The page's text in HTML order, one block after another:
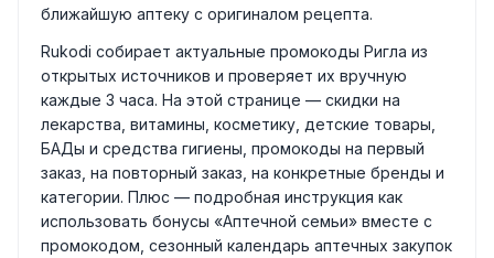
ближайшую аптеку с оригиналом рецепта.
Rukodi собирает актуальные промокоды Ригла из
открытых источников и проверяет их вручную
каждые 3 часа. На этой странице — скидки на
лекарства, витамины, косметику, детские товары,
БАДы и средства гигиены, промокоды на первый
заказ, на повторный заказ, на конкретные бренды и
категории. Плюс — подробная инструкция как
использовать бонусы «Аптечной семьи» вместе с
промокодом, сезонный календарь аптечных закупок